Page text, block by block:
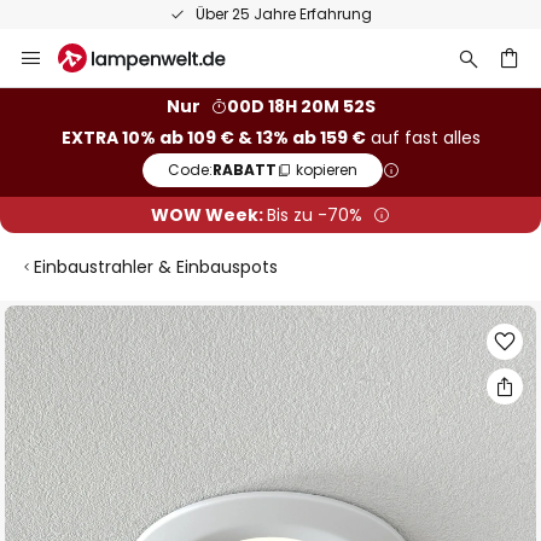
Über 25 Jahre Erfahrung
Inhalt
Nur
00D 18H 20M 51S
EXTRA 10% ab 109 € & 13% ab 159 €auf fast alles
Code:RABATT kopieren
WOW Week:Bis zu -70%
Einbaustrahler & Einbauspots
Zum
Ende
der
Bildgalerie
springen